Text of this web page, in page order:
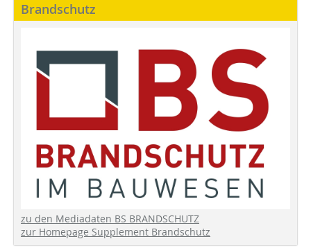
Brandschutz
zu den Mediadaten BS BRANDSCHUTZ
zur Homepage Supplement Brandschutz